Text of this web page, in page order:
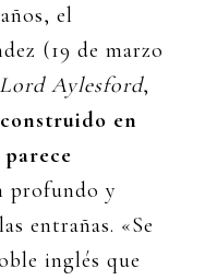
el
(19 de marzo
Lord Aylesford,
en
profundo y
entrañas. «Se
inglés que